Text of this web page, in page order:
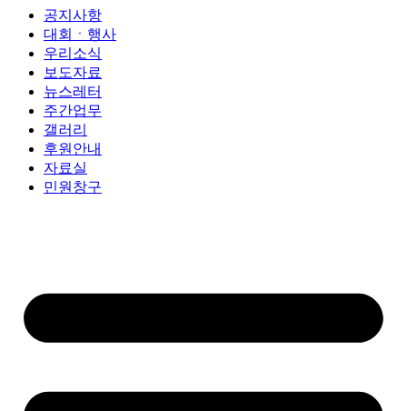
공지사항
대회ㆍ행사
우리소식
보도자료
뉴스레터
주간업무
갤러리
후원안내
자료실
민원창구